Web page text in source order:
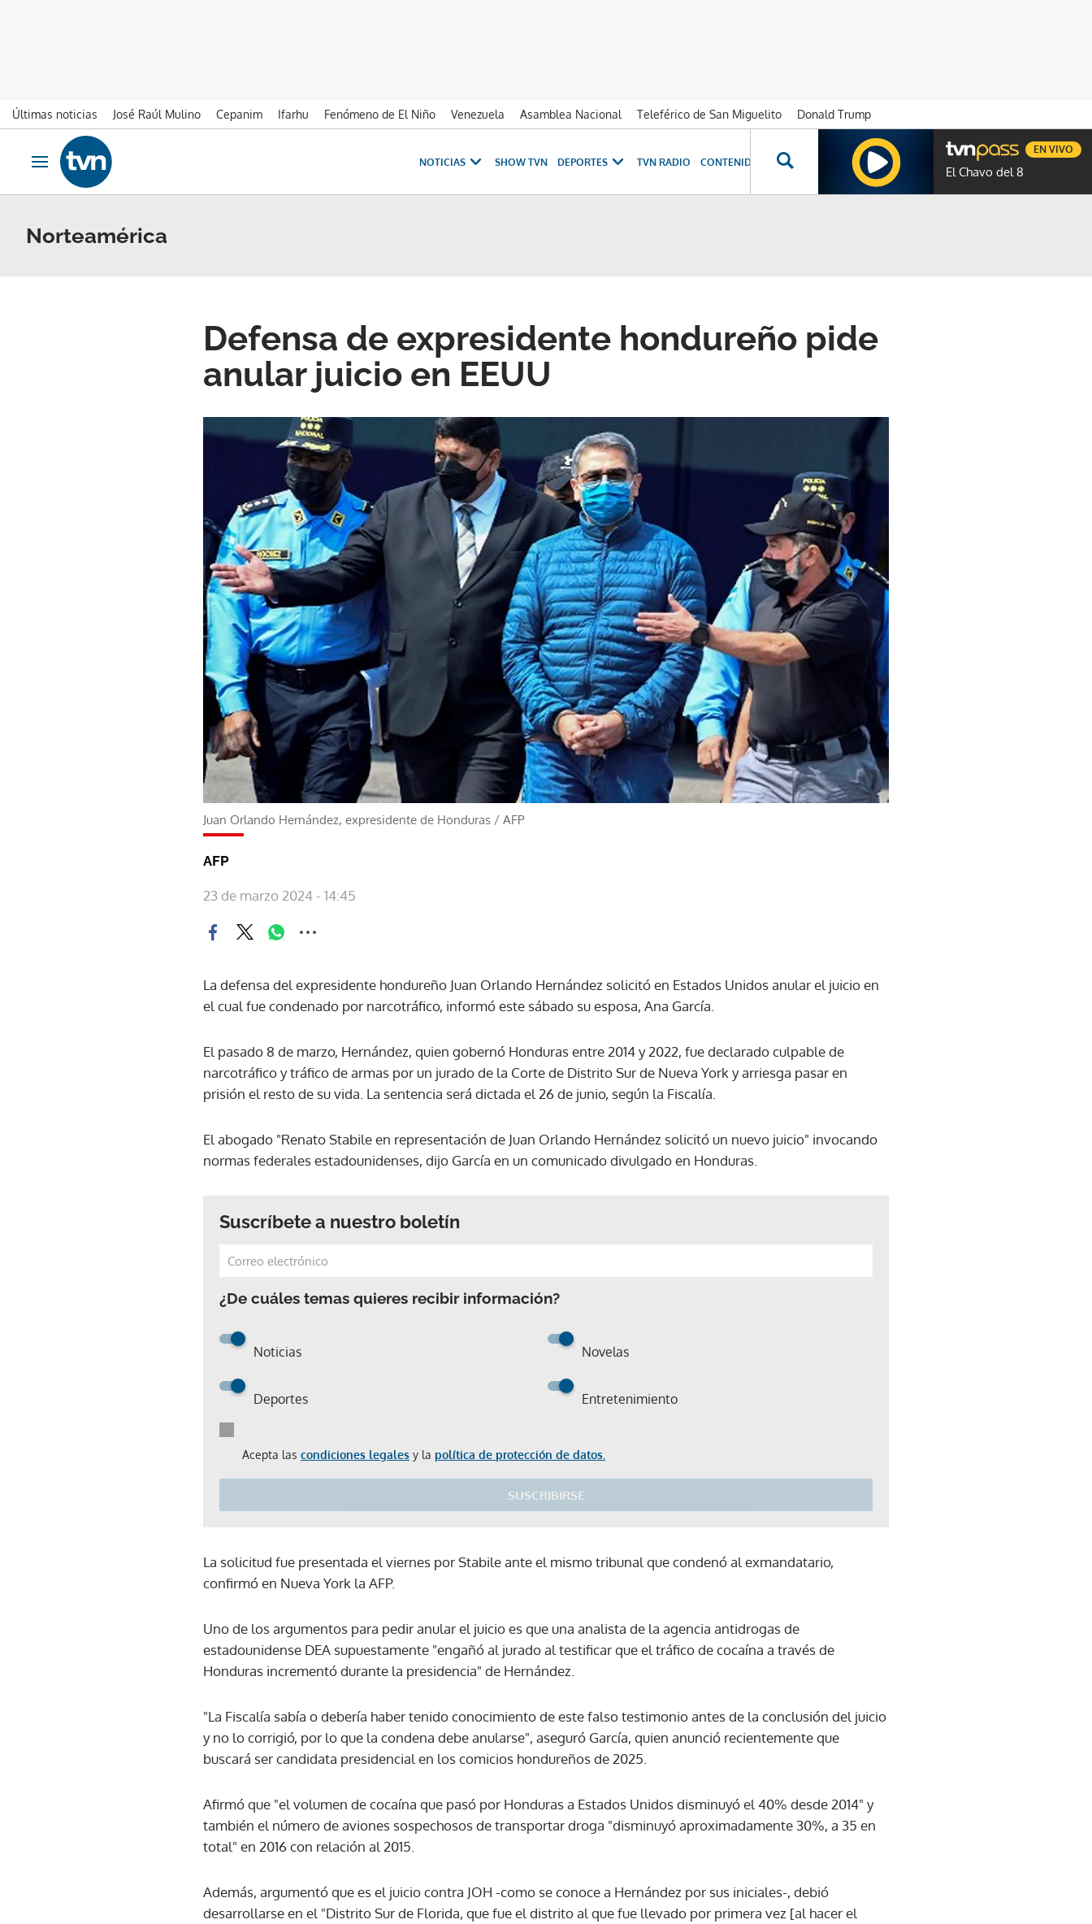
Últimas noticias José Raúl Mulino Cepanim Ifarhu Fenómeno de El Niño Venezuela Asamblea Nacional Teleférico de San Miguelito
Donald Trump
Ir al contenido
Obrir navegació
NOTICIAS SHOW TVN DEPORTES TVN RADIO CONTENIDOS ESPECIALES NOVELAS GENTE TVN
El Chavo del 8
EN VIVO
Norteamérica
Defensa de expresidente hondureño pide
anular juicio en EEUU
Juan Orlando Hernández, expresidente de Honduras / AFP
AFP
23 de marzo 2024 - 14:45
La defensa del expresidente hondureño Juan Orlando Hernández solicitó en Estados Unidos anular el juicio en
el cual fue condenado por narcotráfico, informó este sábado su esposa, Ana García.
El pasado 8 de marzo, Hernández, quien gobernó Honduras entre 2014 y 2022, fue declarado culpable de
narcotráfico y tráfico de armas por un jurado de la Corte de Distrito Sur de Nueva York y arriesga pasar en
prisión el resto de su vida. La sentencia será dictada el 26 de junio, según la Fiscalía.
El abogado "Renato Stabile en representación de Juan Orlando Hernández solicitó un nuevo juicio" invocando
normas federales estadounidenses, dijo García en un comunicado divulgado en Honduras.
Suscríbete a nuestro boletín
¿De cuáles temas quieres recibir información?
Noticias Novelas
Deportes Entretenimiento
Acepta las condiciones legales y la política de protección de datos.
SUSCRIBIRSE
Gracias por suscribirte a nuestro boletín.
La solicitud fue presentada el viernes por Stabile ante el mismo tribunal que condenó al exmandatario,
confirmó en Nueva York la AFP.
Uno de los argumentos para pedir anular el juicio es que una analista de la agencia antidrogas de
estadounidense DEA supuestamente "engañó al jurado al testificar que el tráfico de cocaína a través de
Honduras incrementó durante la presidencia" de Hernández.
"La Fiscalía sabía o debería haber tenido conocimiento de este falso testimonio antes de la conclusión del juicio
y no lo corrigió, por lo que la condena debe anularse", aseguró García, quien anunció recientemente que
buscará ser candidata presidencial en los comicios hondureños de 2025.
Afirmó que "el volumen de cocaína que pasó por Honduras a Estados Unidos disminuyó el 40% desde 2014" y
también el número de aviones sospechosos de transportar droga "disminuyó aproximadamente 30%, a 35 en
total" en 2016 con relación al 2015.
Además, argumentó que es el juicio contra JOH -como se conoce a Hernández por sus iniciales-, debió
desarrollarse en el "Distrito Sur de Florida, que fue el distrito al que fue llevado por primera vez [al hacer el